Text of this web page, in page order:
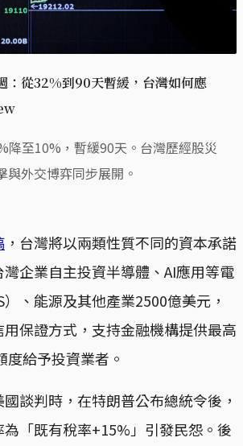
：從32%到90天暫緩，台灣如何應
降至10%，暫緩90天。台灣歷經股災
與外交博弈同步展開。
，台灣將以兩類性質不同的資本承諾
企業自主投資半導體、AI應用等電
、能源及其他產業2500億美元，
保證方式，支持金融機構提供最高
給予投資業者。
談判時，在特朗普公布總統令後，
為「既有稅率+15%」引發民怨。後